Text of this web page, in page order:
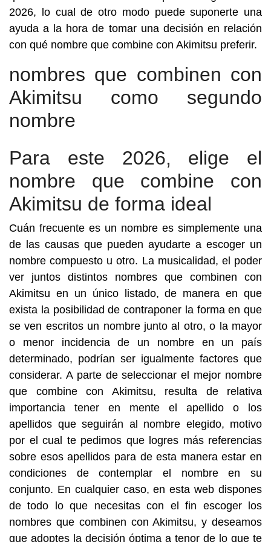
2026, lo cual de otro modo puede suponerte una
ayuda a la hora de tomar una decisión en relación
con qué nombre que combine con Akimitsu preferir.
nombres que combinen con
Akimitsu como segundo
nombre
Para este 2026, elige el
nombre que combine con
Akimitsu de forma ideal
Cuán frecuente es un nombre es simplemente una
de las causas que pueden ayudarte a escoger un
nombre compuesto u otro. La musicalidad, el poder
ver juntos distintos nombres que combinen con
Akimitsu en un único listado, de manera en que
exista la posibilidad de contraponer la forma en que
se ven escritos un nombre junto al otro, o la mayor
o menor incidencia de un nombre en un país
determinado, podrían ser igualmente factores que
considerar. A parte de seleccionar el mejor nombre
que combine con Akimitsu, resulta de relativa
importancia tener en mente el apellido o los
apellidos que seguirán al nombre elegido, motivo
por el cual te pedimos que logres más referencias
sobre esos apellidos para de esta manera estar en
condiciones de contemplar el nombre en su
conjunto. En cualquier caso, en esta web dispones
de todo lo que necesitas con el fin escoger los
nombres que combinen con Akimitsu, y deseamos
que adoptes la decisión óptima a tenor de lo que te